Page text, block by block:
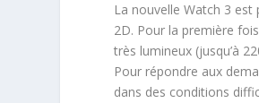
La nouvelle Watch 3
2D. Pour la première
très lumineux (jusqu’à
Pour répondre aux
dans des conditions